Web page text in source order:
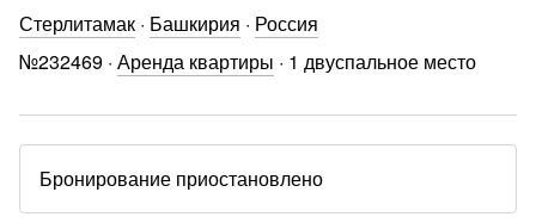
Стерлитамак · Башкирия · Россия
№232469 · Аренда квартиры · 1 двуспальное место
Бронирование приостановлено